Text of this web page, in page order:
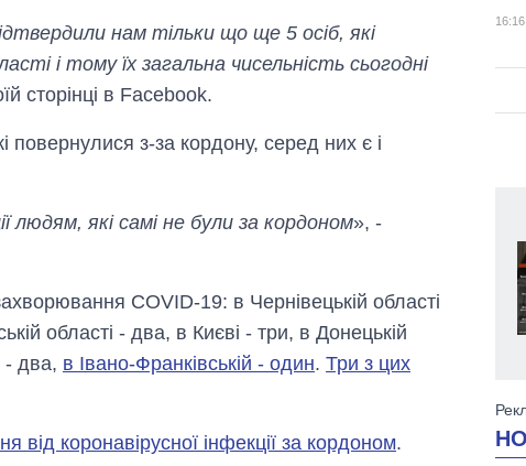
нам тільки що ще 5 осіб, які
і тому їх загальна чисельність сьогодні
сторінці в Facebook.
повернулися з-за кордону, серед них є і
людям, які самі не були за кордоном», -
COVID-19: в Чернівецькій області
області - два, в Києві - три, в Донецькій
- два, в Івано-Франківській - один. Три з цих
від коронавірусної інфекції за кордоном.
16:16
чипи за останні
роки і що
прогнозують на